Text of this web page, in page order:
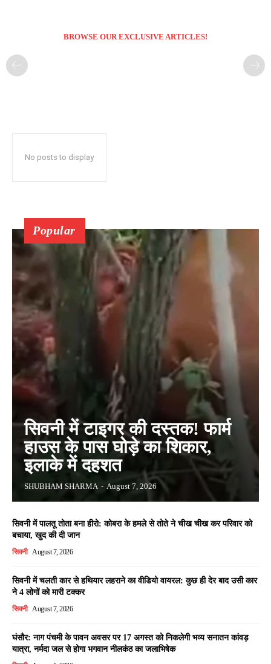
BROWSE OUR EXCLUSIVE ARTICLES!
No posts to display
Popular
सिवनी में टाइगर की दस्तक! फार्म
हाउस के पास घोड़े का शिकार,
इलाके में दहशत
SHUBHAM SHARMA - August 7, 2026
सिवनी में पालतू तोता बना हीरो: कोबरा के हमले से तोते ने चीख चीख कर परिवार को
बचाया, खुद की दी जान
सिवनी August 7, 2026
सिवनी में चलती कार से हथियार लहराने का वीडियो वायरल: कुछ ही देर बाद उसी कार
ने 4 लोगों को मारी टक्कर
सिवनी August 7, 2026
घंसौर: नाग पंचमी के पावन अवसर पर 17 अगस्त को निकलेगी भव्य सनातन कांवड़
यात्रा, नर्मदा जल से होगा भगवान नीलकंठ का जलाभिषेक